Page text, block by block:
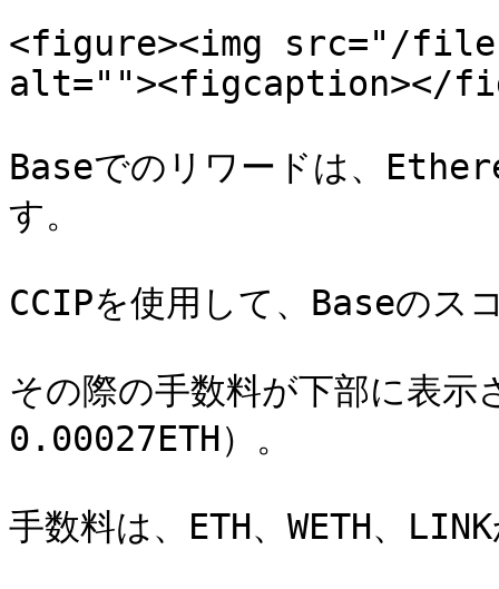
<figure><img src="/files/
alt=""><figcaption></
Baseでのリワードは、
す。
CCIPを使用して、Baseのス
その際の手数料が下部に表示
0.00027ETH）。
手数料は、ETH、WETH、